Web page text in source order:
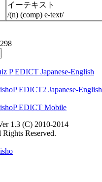
イーテキスト
/(n) (comp) e-text/
P EDICT Japanese-English
EDICT2 Japanese-English
EDICT Mobile
1.3 (C) 2010-2014
Reserved.